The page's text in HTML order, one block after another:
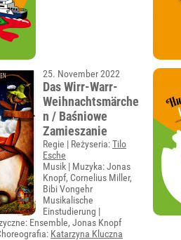
25. November 2022
Das Wirr-Warr-
Weihnachtsmärche
n / Baśniowe
Zamieszanie
Regie | Reżyseria:Tilo
Esche
Musik | Muzyka: Jonas
Knopf, Cornelius Miller,
Bibi Vongehr
Musikalische
Einstudierung |
Ensemble, Jonas Knopf
Katarzyna Kluczna